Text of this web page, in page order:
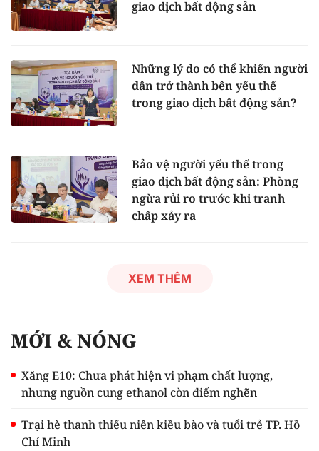
giao dịch bất động sản
Những lý do có thể khiến người
dân trở thành bên yếu thế
trong giao dịch bất động sản?
Bảo vệ người yếu thế trong
giao dịch bất động sản: Phòng
ngừa rủi ro trước khi tranh
chấp xảy ra
XEM THÊM
MỚI & NÓNG
Xăng E10: Chưa phát hiện vi phạm chất lượng,
nhưng nguồn cung ethanol còn điểm nghẽn
Trại hè thanh thiếu niên kiều bào và tuổi trẻ TP. Hồ
Chí Minh